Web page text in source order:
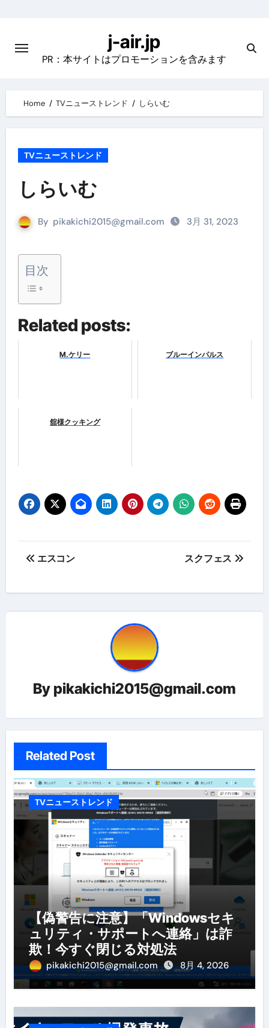
content
j-air.jp
PR：本サイトはプロモーションを含みます
Home TVニューストレンド しらいむ
TVニューストレンド
しらいむ
By pikakichi2015@gmail.com 3月 31, 2023
目次
Related posts:
M.ケリー ブルーインパルス
舘様クッキング
投
シ
ョ
ン
エスコン スクフェス
By pikakichi2015@gmail.com
Related Post
TVニューストレンド
【偽警告に注意】「Windowsセキ
ュリティ・サポートへ連絡」は詐
欺！今すぐ閉じる対処法
pikakichi2015@gmail.com 8月 4, 2026